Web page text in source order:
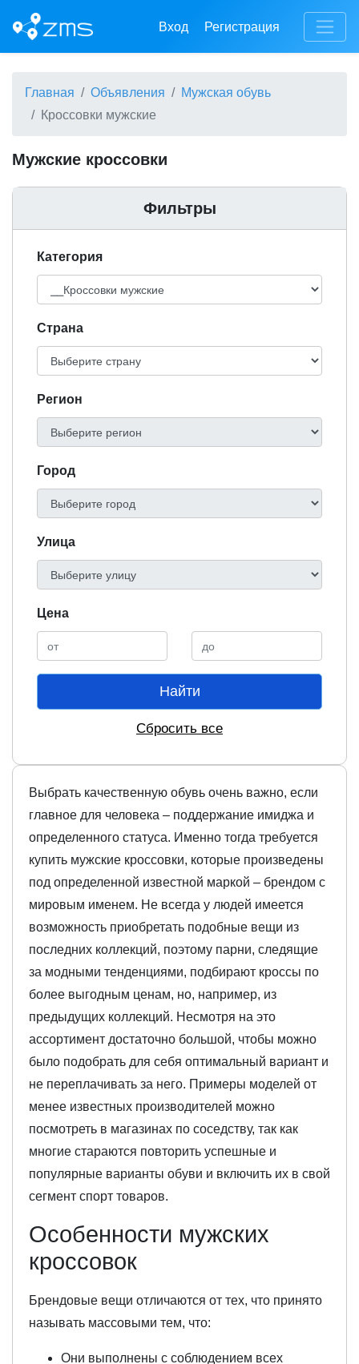
Вход Регистрация
Главная Объявления
Мужская обувь
Кроссовки мужские
Мужские кроссовки
Фильтры
Категория
Cтрана
Регион
Город
Улица
Цена
Найти
Сбросить все
Выбрать качественную обувь очень важно, если
главное для человека – поддержание имиджа и
определенного статуса. Именно тогда требуется
купить мужские кроссовки, которые произведены
под определенной известной маркой – брендом с
мировым именем. Не всегда у людей имеется
возможность приобретать подобные вещи из
последних коллекций, поэтому парни, следящие
за модными тенденциями, подбирают кроссы по
более выгодным ценам, но, например, из
предыдущих коллекций. Несмотря на это
ассортимент достаточно большой, чтобы можно
было подобрать для себя оптимальный вариант и
не переплачивать за него. Примеры моделей от
менее известных производителей можно
посмотреть в магазинах по соседству, так как
многие стараются повторить успешные и
популярные варианты обуви и включить их в свой
сегмент спорт товаров.
Особенности мужских
кроссовок
Брендовые вещи отличаются от тех, что принято
называть массовыми тем, что:
Они выполнены с соблюдением всех